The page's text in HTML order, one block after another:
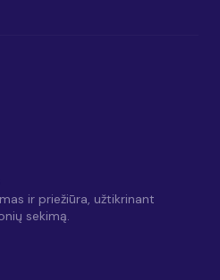
ir priežiūra, užtikrinant
sekimą.